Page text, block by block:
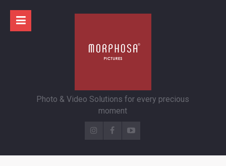
Photo & Video Solutions for every precious
moment